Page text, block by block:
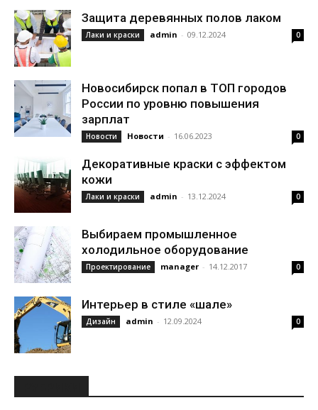
Защита деревянных полов лаком
Лаки и краски admin - 09.12.2024 0
Новосибирск попал в ТОП городов
России по уровню повышения
зарплат
Новости Новости - 16.06.2023 0
Декоративные краски с эффектом
кожи
Лаки и краски admin - 13.12.2024 0
Выбираем промышленное
холодильное оборудование
Проектирование manager - 14.12.2017 0
Интерьер в стиле «шале»
Дизайн admin - 12.09.2024 0